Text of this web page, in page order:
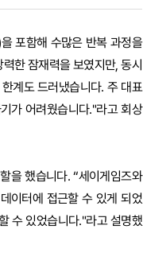
포함해 수많은 반복 과정을
한 잠재력을 보였지만, 동시
계도 드러냈습니다. 주 대표
가 어려웠습니다."라고 회상
을 했습니다. “세이게임즈와
이터에 접근할 수 있게 되었
수 있었습니다."라고 설명했